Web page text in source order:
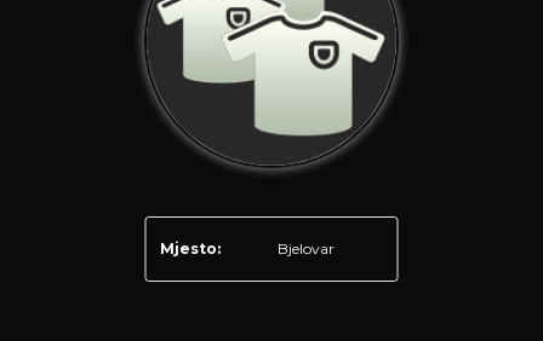
Mjesto: Bjelovar